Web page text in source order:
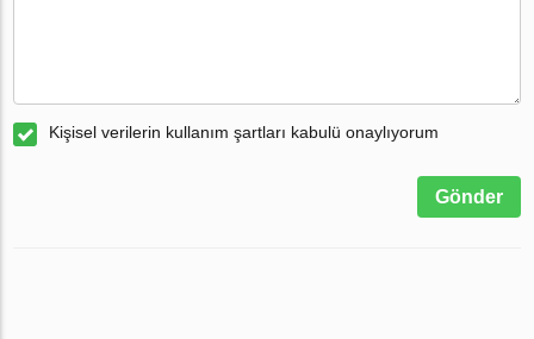
Kişisel verilerin kullanım şartları kabulü onaylıyorum
Gönder